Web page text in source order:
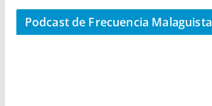
Podcast de Frecuencia Malaguista